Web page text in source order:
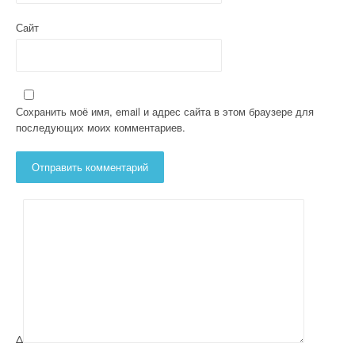
Сайт
Сохранить моё имя, email и адрес сайта в этом браузере для
последующих моих комментариев.
Δ